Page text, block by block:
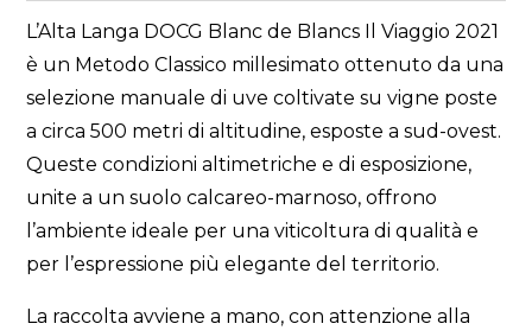
L’Alta Langa DOCG Blanc de Blancs Il Viaggio 2021
è un Metodo Classico millesimato ottenuto da una
selezione manuale di uve coltivate su vigne poste
a circa 500 metri di altitudine, esposte a sud-ovest.
Queste condizioni altimetriche e di esposizione,
unite a un suolo calcareo-marnoso, offrono
l’ambiente ideale per una viticoltura di qualità e
per l’espressione più elegante del territorio.
La raccolta avviene a mano, con attenzione alla